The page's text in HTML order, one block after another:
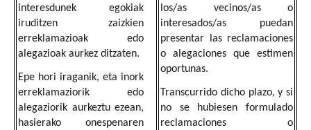
interesdunek egokiak
iruditzen zaizkien
erreklamazioak edo
alegazioak aurkez ditzaten.
Epe hori iraganik, eta inork
erreklamaziorik edo
alegaziorik aurkeztu ezean,
hasierako onespenaren
los/as vecinos/as o
interesados/as puedan
presentar las reclamaciones
o alegaciones que estimen
oportunas.
Transcurrido dicho plazo, y si
no se hubiesen formulado
reclamaciones o